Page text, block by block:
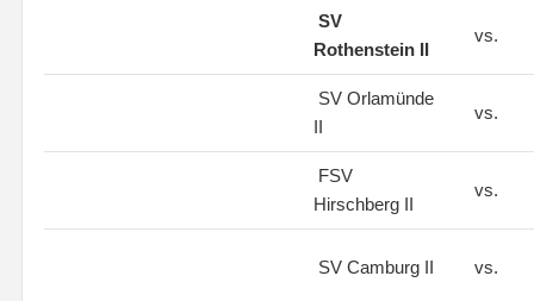
SV
Rothenstein II
vs.
SV Orlamünde
II
vs.
FSV
Hirschberg II
vs.
SV Camburg II vs.